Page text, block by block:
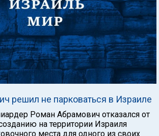
решил не парковаться в Израиле
Роман Абрамович отказался от
на территории Израиля
места для одного из своих